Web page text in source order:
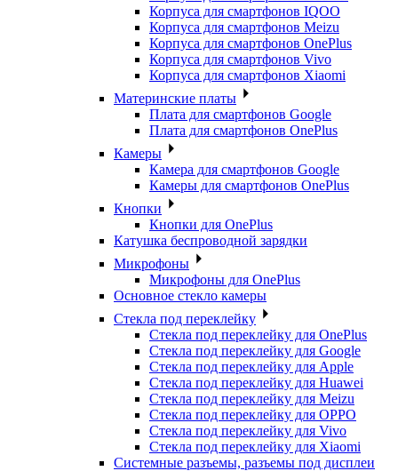
Корпуса для смартфонов IQOO
Корпуса для смартфонов Meizu
Корпуса для смартфонов OnePlus
Корпуса для смартфонов Vivo
Корпуса для смартфонов Xiaomi
Материнские платы
Плата для смартфонов Google
Плата для смартфонов OnePlus
Камеры
Камера для смартфонов Google
Камеры для смартфонов OnePlus
Кнопки
Кнопки для OnePlus
Катушка беспроводной зарядки
Микрофоны
Микрофоны для OnePlus
Основное стекло камеры
Стекла под переклейку
Стекла под переклейку для OnePlus
Стекла под переклейку для Google
Стекла под переклейку для Apple
Стекла под переклейку для Huawei
Стекла под переклейку для Meizu
Стекла под переклейку для OPPO
Стекла под переклейку для Vivo
Стекла под переклейку для Xiaomi
Системные разъемы, разъемы под дисплеи